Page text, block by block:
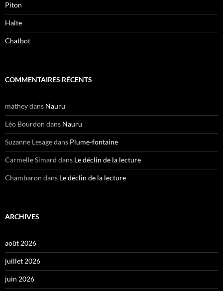
Piton
Halte
Chatbot
COMMENTAIRES RÉCENTS
matheydans Nauru
Léo Bourdon dans Nauru
Suzanne Lesagedans Plume-fontaine
Carmelle Simard dans Le déclin de la lecture
Chambaron dans Le déclin de la lecture
ARCHIVES
août 2026
juillet 2026
juin 2026